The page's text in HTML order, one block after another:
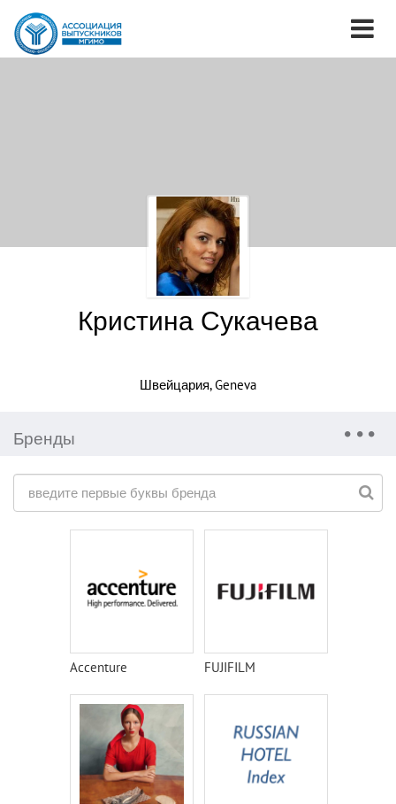
Кристина Сукачева
Швейцария, Geneva
Бренды
Accenture FUJIFILM